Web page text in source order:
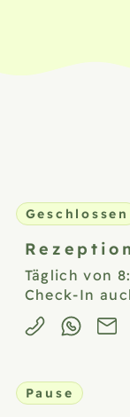
Geschlossen
Täglich von
Check-In
Pause